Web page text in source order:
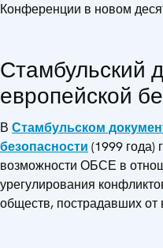
Конференции в новом
Стамбульский
европейской
В Стамбульском
безопасности (1999 года)
возможности ОБСЕ в
урегулирования
обществ, пострадавших от